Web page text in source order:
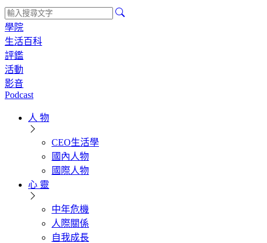
學院
生活百科
評鑑
活動
影音
Podcast
人 物
CEO生活學
國內人物
國際人物
心 靈
中年危機
人際關係
自我成長